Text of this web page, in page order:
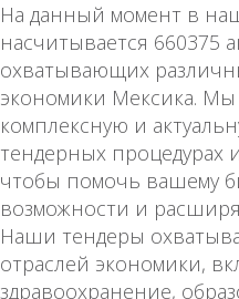
На данный момент в
насчитывается 660375
охватывающих
экономики Мексика. Мы
комплексную и
тендерных процедурах
чтобы помочь вашему
возможности и
Наши тендеры
отраслей экономики,
здравоохранение,